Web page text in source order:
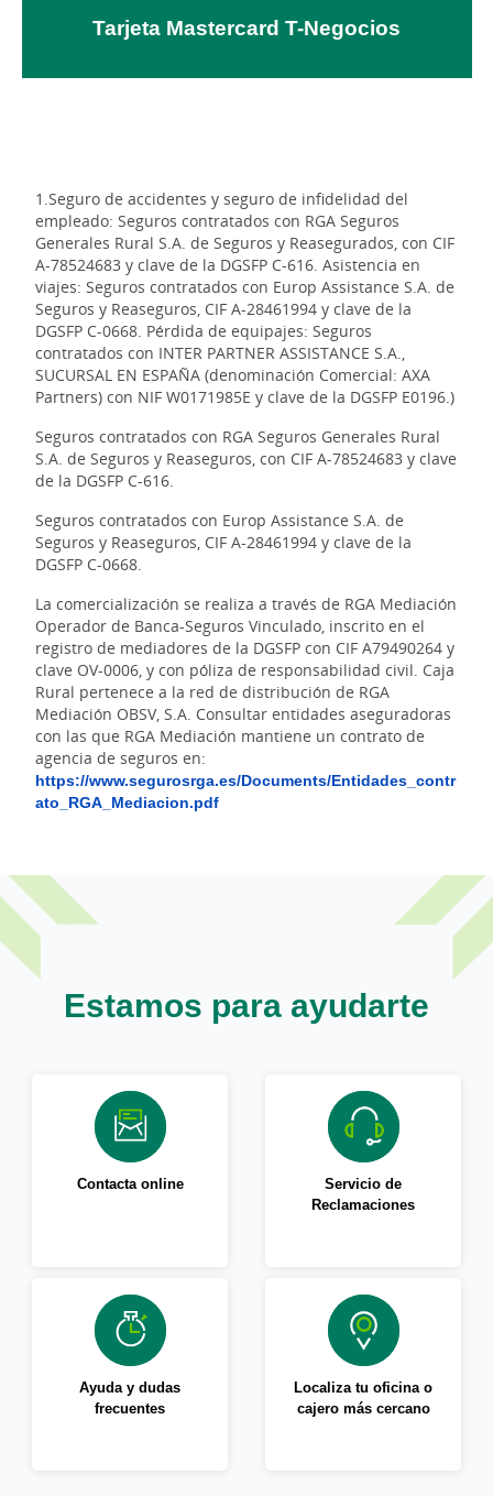
Tarjeta Mastercard T-Negocios
1.Seguro de accidentes y seguro de infidelidad del
empleado: Seguros contratados con RGA Seguros
Generales Rural S.A. de Seguros y Reasegurados, con CIF
A-78524683 y clave de la DGSFP C-616. Asistencia en
viajes: Seguros contratados con Europ Assistance S.A. de
Seguros y Reaseguros, CIF A-28461994 y clave de la
DGSFP C-0668. Pérdida de equipajes: Seguros
contratados con INTER PARTNER ASSISTANCE S.A.,
SUCURSAL EN ESPAÑA (denominación Comercial: AXA
Partners) con NIF W0171985E y clave de la DGSFP E0196.)
Seguros contratados con RGA Seguros Generales Rural
S.A. de Seguros y Reaseguros, con CIF A-78524683 y clave
de la DGSFP C-616.
Seguros contratados con Europ Assistance S.A. de
Seguros y Reaseguros, CIF A-28461994 y clave de la
DGSFP C-0668.
La comercialización se realiza a través de RGA Mediación
Operador de Banca-Seguros Vinculado, inscrito en el
registro de mediadores de la DGSFP con CIF A79490264 y
clave OV-0006, y con póliza de responsabilidad civil. Caja
Rural pertenece a la red de distribución de RGA
Mediación OBSV, S.A. Consultar entidades aseguradoras
con las que RGA Mediación mantiene un contrato de
agencia de seguros en:
https://www.segurosrga.es/Documents/Entidades_contr
ato_RGA_Mediacion.pdf
Estamos para ayudarte
Contacta online
Servicio de
Reclamaciones
Ayuda y dudas
frecuentes
Localiza tu oficina o
cajero más cercano